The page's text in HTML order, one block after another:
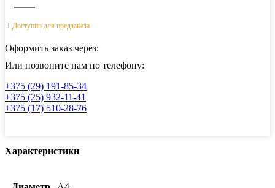
Доступно для предзаказа
Оформить заказ через:
Или позвоните нам по телефону:
+375 (29) 191-85-34
+375 (25) 932-11-41
+375 (17) 510-28-76
Характеристики